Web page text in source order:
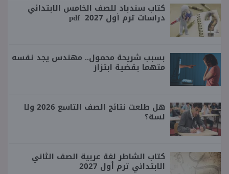
كتاب سندباد للصف الخامس الابتدائي
دراسات ترم أول 2027 pdf
بسبب شريحة محمول.. مهندس يجد نفسه
متهما بقضية ابتزاز
هل طلعت نتائج الصف التاسع 2026 ولا
لسة؟
كتاب الشاطر لغة عربية الصف الثاني
الابتدائي ترم أول 2027